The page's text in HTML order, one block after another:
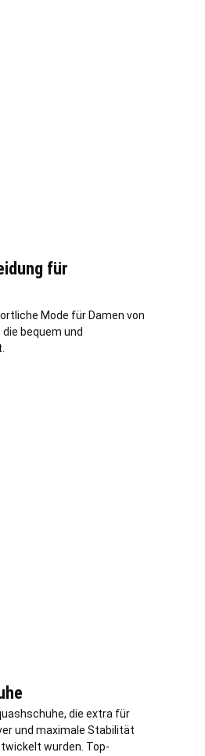
für
Mode für Damen von
bequem und
die extra für
und maximale Stabilität
wurden. Top-